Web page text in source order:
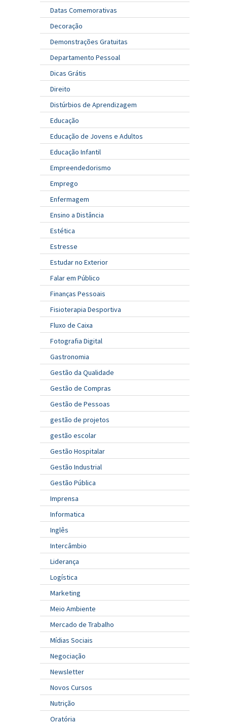
Datas Comemorativas
Decoração
Demonstrações Gratuitas
Departamento Pessoal
Dicas Grátis
Direito
Distúrbios de Aprendizagem
Educação
Educação de Jovens e Adultos
Educação Infantil
Empreendedorismo
Emprego
Enfermagem
Ensino a Distância
Estética
Estresse
Estudar no Exterior
Falar em Público
Finanças Pessoais
Fisioterapia Desportiva
Fluxo de Caixa
Fotografia Digital
Gastronomia
Gestão da Qualidade
Gestão de Compras
Gestão de Pessoas
gestão de projetos
gestão escolar
Gestão Hospitalar
Gestão Industrial
Gestão Pública
Imprensa
Informatica
Inglês
Intercâmbio
Liderança
Logística
Marketing
Meio Ambiente
Mercado de Trabalho
Mídias Sociais
Negociação
Newsletter
Novos Cursos
Nutrição
Oratória